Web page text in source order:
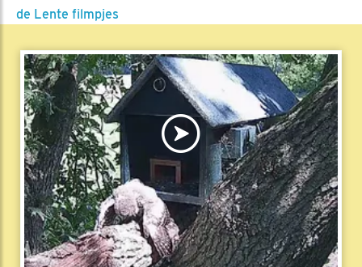
de Lente filmpjes